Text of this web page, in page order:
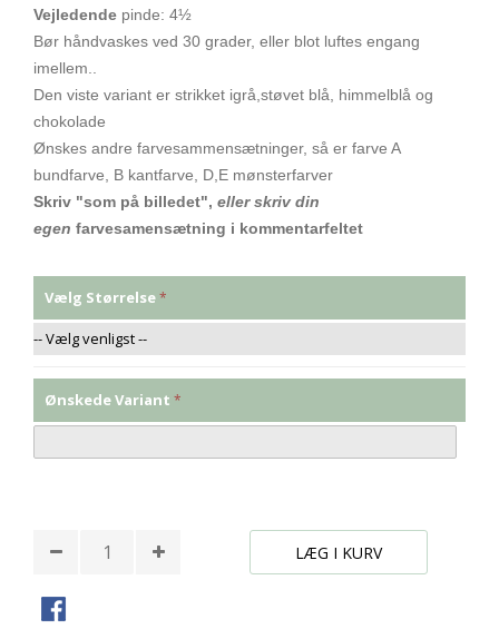
Vejledende pinde: 4½
Bør håndvaskes ved 30 grader, eller blot luftes engang
imellem..
Den viste variant er strikket igrå,støvet blå, himmelblå og
chokolade
Ønskes andre farvesammensætninger, så er farve A
bundfarve, B kantfarve, D,E mønsterfarver
Skriv "som på billedet",eller skriv din
egen farvesamensætning i kommentarfeltet
Vælg Størrelse
Ønskede Variant
LÆG I KURV